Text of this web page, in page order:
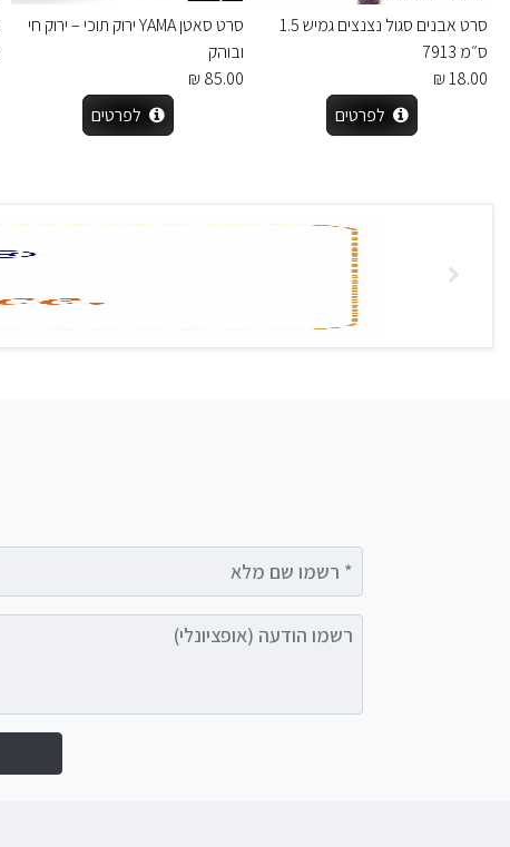
סרט אבנים סגול נצנצים גמיש 1.5
ס״מ 7913
18.00 ₪
לפרטים
סרט סאטן YAMA ירוק תוכי – ירוק חי
ובוהק
85.00 ₪
לפרטים
רשמו הודעה (אופציונלי)